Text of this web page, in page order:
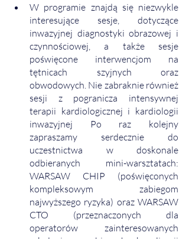
W programie znajdą się niezwykle
interesujące sesje, dotyczące
inwazyjnej diagnostyki obrazowej i
czynnościowej, a także sesje
poświęcone interwencjom na
tętnicach szyjnych oraz
obwodowych. Nie zabraknie również
sesji z pogranicza intensywnej
terapii kardiologicznej i kardiologii
inwazyjnej Po raz kolejny
zapraszamy serdecznie do
uczestnictwa w doskonale
odbieranych mini-warsztatach:
WARSAW CHIP (poświęconych
kompleksowym zabiegom
najwyższego ryzyka) oraz WARSAW
CTO (przeznaczonych dla
operatorów zainteresowanych